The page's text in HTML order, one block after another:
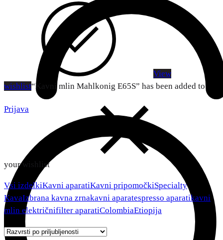
Prijava
View
wishlist“Kavni mlin Mahlkonig E65S” has been added to
your wishlist
Vsi izdelkiKavni aparatiKavni pripomočkiSpecialty
KavaIzbrana kavna zrnakavni aparatespresso aparatikavni
mlin električnifilter aparatiColombiaEtiopija